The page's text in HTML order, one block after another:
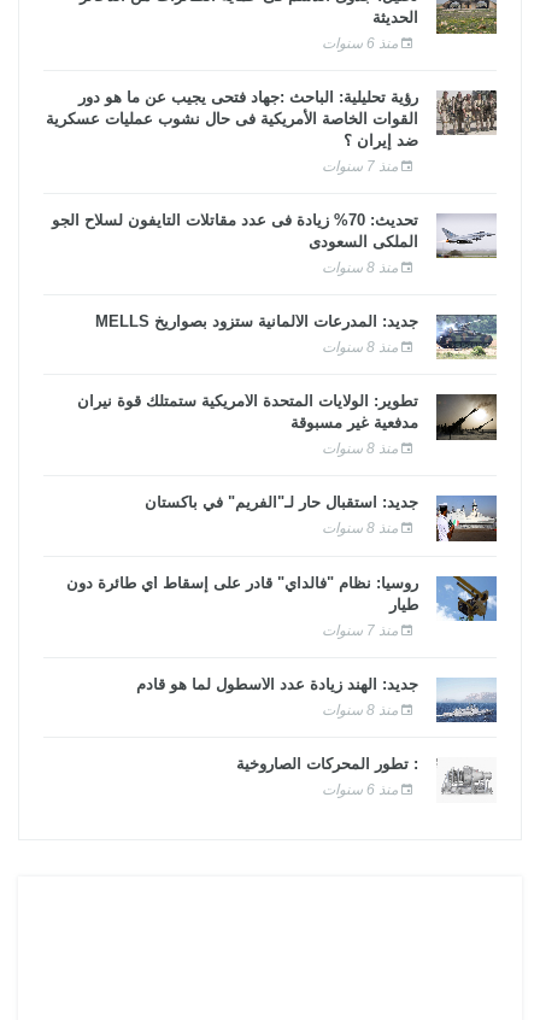
الحديثة
منذ 6 سنوات
رؤية تحليلية: الباحث :جهاد فتحى يجيب عن ما هو دور
القوات الخاصة الأمريكية فى حال نشوب عمليات عسكرية
ضد إيران ؟
منذ 7 سنوات
تحديث: 70% زيادة فى عدد مقاتلات التايفون لسلاح الجو
الملكى السعودى
منذ 8 سنوات
جديد: المدرعات الألمانية ستزود بصواريخ MELLS
منذ 8 سنوات
تطوير: الولايات المتحدة الأمريكية ستمتلك قوة نيران
مدفعية غير مسبوقة
منذ 8 سنوات
جديد: استقبال حار لـ"الفريم" في باكستان
منذ 8 سنوات
روسيا: نظام "فالداي" قادر على إسقاط أي طائرة دون
طيار
منذ 7 سنوات
جديد: الهند زيادة عدد الأسطول لما هو قادم
منذ 8 سنوات
: تطور المحركات الصاروخية
منذ 6 سنوات